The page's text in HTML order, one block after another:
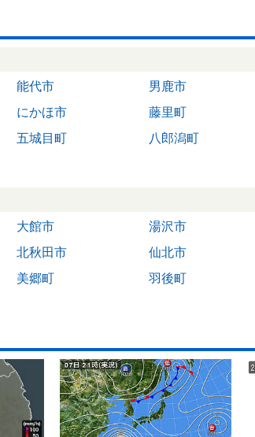
能代市 男鹿市
にかほ市 藤里町
五城目町 八郎潟町
大館市 湯沢市
北秋田市 仙北市
美郷町 羽後町